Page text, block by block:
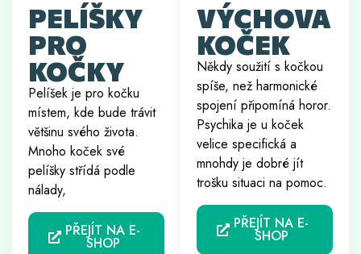
PELÍŠKY
PRO
KOČKY
Pelíšek je pro kočku
místem, kde bude trávit
většinu svého života.
Mnoho koček své
pelíšky střídá podle
nálady,
PŘEJÍT NA E-
SHOP
VÝCHOVA
KOČEK
Někdy soužití s kočkou
spíše, než harmonické
spojení připomíná horor.
Psychika je u koček
velice specifická a
mnohdy je dobré jít
trošku situaci na pomoc.
PŘEJÍT NA E-
SHOP